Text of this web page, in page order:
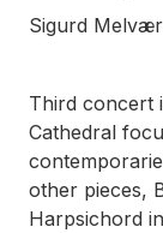
Sigurd
Third concert
Cathedral
other pieces,
Harpsichord